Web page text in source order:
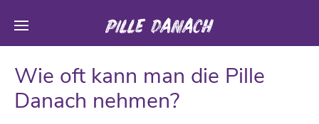
Wie oft kann man die Pille
Danach nehmen?